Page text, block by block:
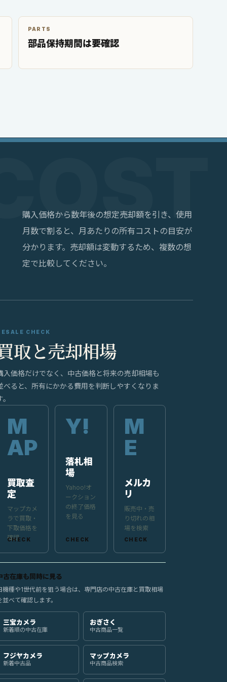
PARTS
部品保持期間は要確認
購入価格から数年後の想定売却額を引き、使用
月数で割ると、月あたりの所有コストの目安が
分かります。売却額は変動するため、複数の想
定で比較してください。
CHECK
取と売却相場
入価格だけでなく、中古価格と将来の売却相場も
べると、所有にかかる費用を判断しやすくなりま
買取査
定
マップカメ
ラで買取・
下取価格を
確認
落札相
場
Yahoo!オ
ークション
の終了価格
を見る
メルカ
リ
販売中・売
り切れの相
場を検索
古在庫も同時に見る
機種や1世代前を狙う場合は、専門店の中古在庫と買取相場
並べて確認します。
三宝カメラ
新着順の中古在庫
おぎさく
中古商品一覧
フジヤカメラ
新着中古品
マップカメラ
中古商品検索